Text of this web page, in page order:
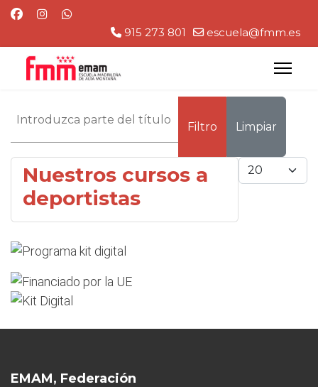
915 273 801 escuela@fmm.es
Filtro Limpiar
Cantidad
Nuestros cursos a
deportistas
EMAM, Federación